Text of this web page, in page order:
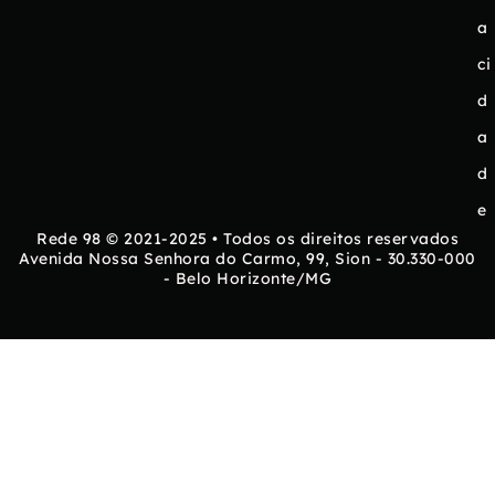
a
ci
d
a
d
e
Rede 98 © 2021-2025 • Todos os direitos reservados
Avenida Nossa Senhora do Carmo, 99, Sion - 30.330-000
- Belo Horizonte/MG